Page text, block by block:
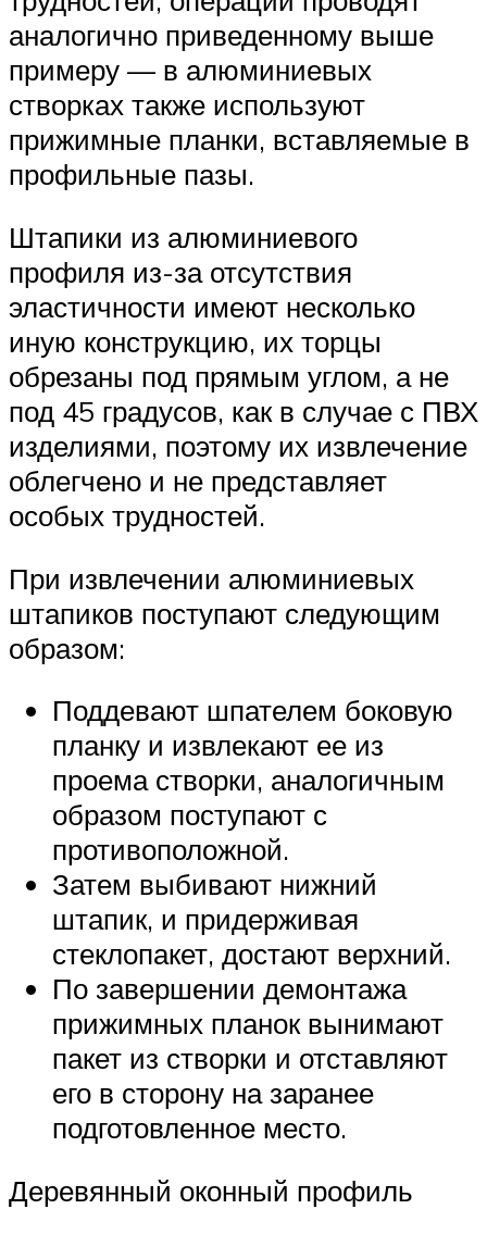
аналогично приведенному выше
примеру — в алюминиевых
створках также используют
прижимные планки, вставляемые в
профильные пазы.
Штапики из алюминиевого
профиля из-за отсутствия
эластичности имеют несколько
иную конструкцию, их торцы
обрезаны под прямым углом, а не
под 45 градусов, как в случае с ПВХ
изделиями, поэтому их извлечение
облегчено и не представляет
особых трудностей.
При извлечении алюминиевых
штапиков поступают следующим
образом:
Поддевают шпателем боковую
планку и извлекают ее из
проема створки, аналогичным
образом поступают с
противоположной.
Затем выбивают нижний
штапик, и придерживая
стеклопакет, достают верхний.
По завершении демонтажа
прижимных планок вынимают
пакет из створки и отставляют
его в сторону на заранее
подготовленное место.
Деревянный оконный профиль